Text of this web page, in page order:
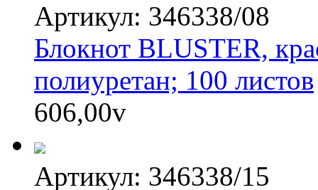
Артикул: 346338/08
Блокнот BLUSTER,
полиуретан; 100 листов
606,00v
Артикул: 346338/15